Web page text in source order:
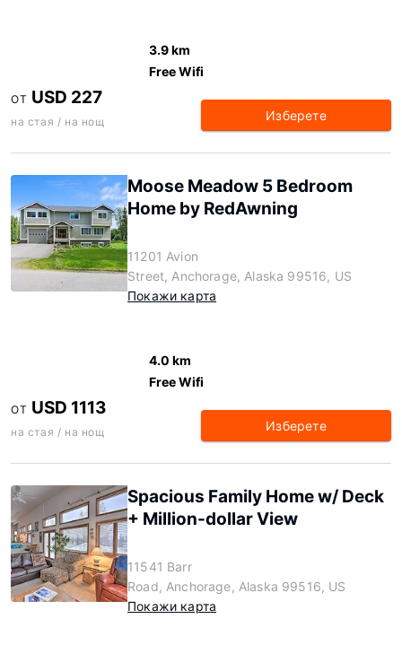
3.9 km
Free Wifi
ОТ USD 227
на стая / на нощ Изберете
Moose Meadow 5 Bedroom
Home by RedAwning
11201 Avion
Street, Anchorage, Alaska 99516, US
Покажи карта
4.0 km
Free Wifi
ОТ USD 1113
на стая / на нощ Изберете
Spacious Family Home w/ Deck
+ Million-dollar View
11541 Barr
Road, Anchorage, Alaska 99516, US
Покажи карта